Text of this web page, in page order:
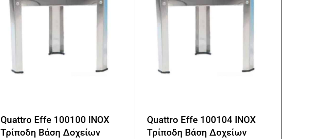
Quattro Effe 100100 INOX
Τρίποδη Βάση Δοχείων
Quattro Effe 100104 INOX
Τρίποδη Βάση Δοχείων